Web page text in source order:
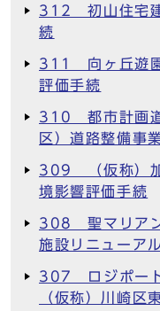
312 初山住宅建
続
311 向ヶ丘遊園
評価手続
310 都市計画道
区）道路整備事
309 （仮称）加
境影響評価手続
308 聖マリアン
施設リニューア
307 ロジポー
（仮称）川崎区